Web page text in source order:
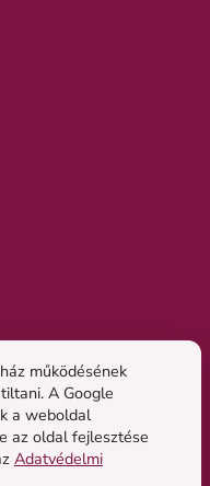
működésének
A Google
a weboldal
az oldal fejlesztése
Adatvédelmi